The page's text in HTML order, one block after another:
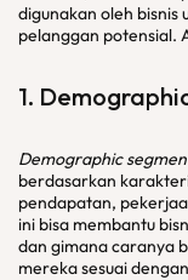
digunakan oleh bisnis
pelanggan potensial.
1.
Demographic
berdasarkan
pendapatan,
ini bisa membantu
dan gimana caranya
mereka sesuai